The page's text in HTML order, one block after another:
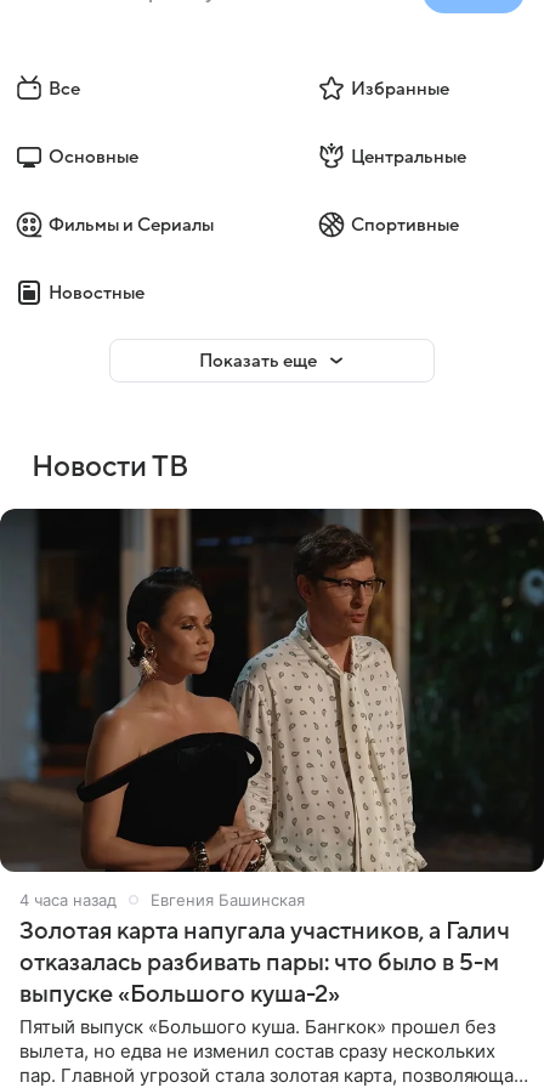
Все Избранные
Основные Центральные
Фильмы и Сериалы Спортивные
Новостные
Показать еще
Новости ТВ
4 часа назад Евгения Башинская
Золотая карта напугала участников, а Галич
отказалась разбивать пары: что было в 5-м
выпуске «Большого куша-2»
Пятый выпуск «Большого куша. Бангкок» прошел без
вылета, но едва не изменил состав сразу нескольких
пар. Главной угрозой стала золотая карта, позволяющая